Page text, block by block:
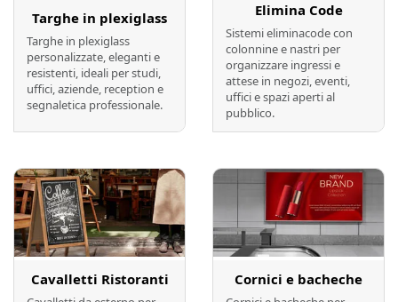
Targhe in plexiglass
Targhe in plexiglass
personalizzate, eleganti e
resistenti, ideali per studi,
uffici, aziende, reception e
segnaletica professionale.
Elimina Code
Sistemi eliminacode con
colonnine e nastri per
organizzare ingressi e
attese in negozi, eventi,
uffici e spazi aperti al
pubblico.
Cavalletti Ristoranti Cornici e bacheche